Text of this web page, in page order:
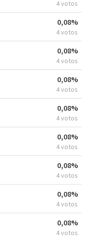
4 votos
0,08%
4 votos
0,08%
4 votos
0,08%
4 votos
0,08%
4 votos
0,08%
4 votos
0,08%
4 votos
0,08%
4 votos
0,08%
4 votos